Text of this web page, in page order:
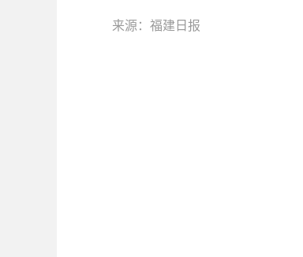
来源：福建日报